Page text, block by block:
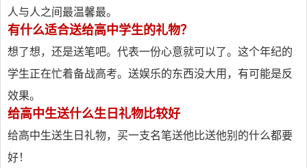
人与人之间最温馨最。
有什么适合送给高中学生的礼物？
想了想，还是送笔吧。代表一份心意就可以了。这个年纪的
学生正在忙着备战高考。送娱乐的东西没大用，有可能是反
效果。
给高中生送什么生日礼物比较好
给高中生送生日礼物，买一支名笔送他比送他别的什么都要
好！